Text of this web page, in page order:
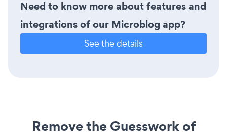
Need to know more about features and
integrations of our Microblog app?
See the details
Remove the Guesswork of